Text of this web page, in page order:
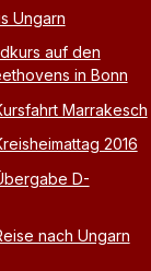
Ungarn
auf den
in Bonn
Marrakesch
2016
D-
nach Ungarn